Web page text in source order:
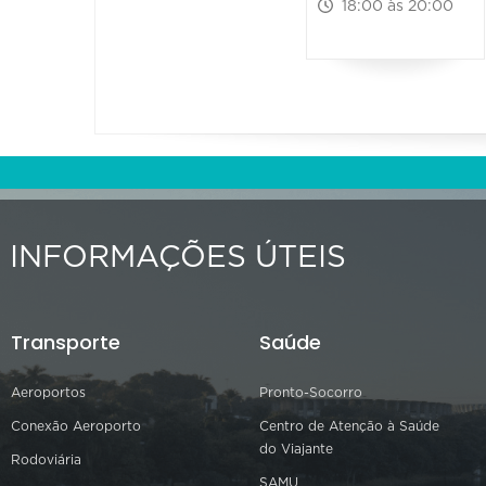
18:00 às 20:00
INFORMAÇÕES ÚTEIS
Transporte
Aeroportos
Conexão Aeroporto
Rodoviária
Saúde
Pronto-Socorro
Centro de Atenção à Saúde
do Viajante
SAMU